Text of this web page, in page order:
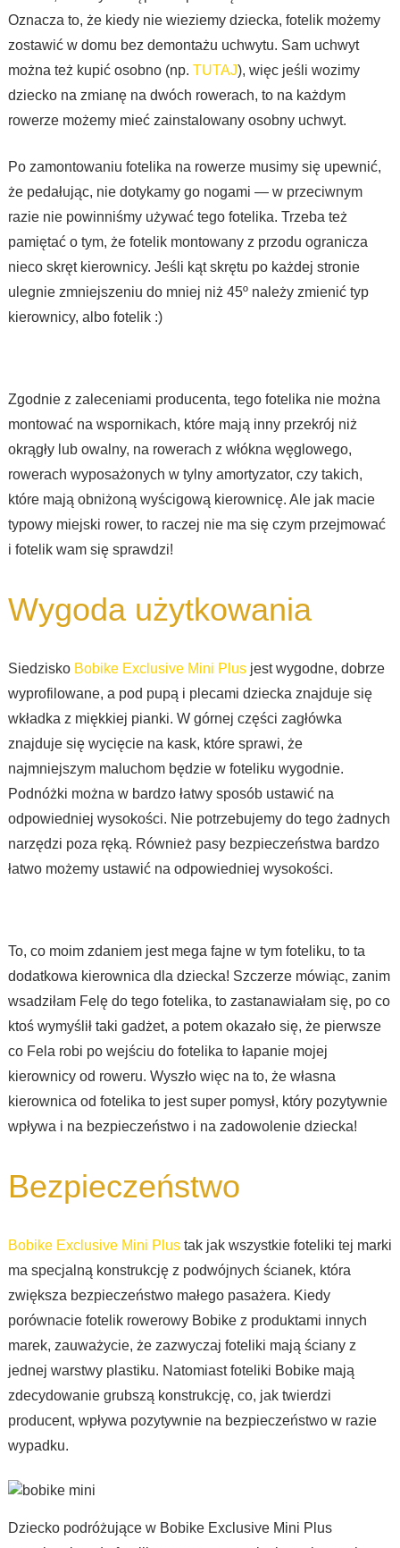
Oznacza to, że kiedy nie wieziemy dziecka, fotelik możemy
zostawić w domu bez demontażu uchwytu. Sam uchwyt
można też kupić osobno (np. TUTAJ), więc jeśli wozimy
dziecko na zmianę na dwóch rowerach, to na każdym
rowerze możemy mieć zainstalowany osobny uchwyt.
Po zamontowaniu fotelika na rowerze musimy się upewnić,
że pedałując, nie dotykamy go nogami — w przeciwnym
razie nie powinniśmy używać tego fotelika. Trzeba też
pamiętać o tym, że fotelik montowany z przodu ogranicza
nieco skręt kierownicy. Jeśli kąt skrętu po każdej stronie
ulegnie zmniejszeniu do mniej niż 45º należy zmienić typ
kierownicy, albo fotelik :)
Zgodnie z zaleceniami producenta, tego fotelika nie można
montować na wspornikach, które mają inny przekrój niż
okrągły lub owalny, na rowerach z włókna węglowego,
rowerach wyposażonych w tylny amortyzator, czy takich,
które mają obniżoną wyścigową kierownicę. Ale jak macie
typowy miejski rower, to raczej nie ma się czym przejmować
i fotelik wam się sprawdzi!
Wygoda użytkowania
Siedzisko Bobike Exclusive Mini Plusjest wygodne, dobrze
wyprofilowane, a pod pupą i plecami dziecka znajduje się
wkładka z miękkiej pianki. W górnej części zagłówka
znajduje się wycięcie na kask, które sprawi, że
najmniejszym maluchom będzie w foteliku wygodnie.
Podnóżki można w bardzo łatwy sposób ustawić na
odpowiedniej wysokości. Nie potrzebujemy do tego żadnych
narzędzi poza ręką. Również pasy bezpieczeństwa bardzo
łatwo możemy ustawić na odpowiedniej wysokości.
To, co moim zdaniem jest mega fajne w tym foteliku, to ta
dodatkowa kierownica dla dziecka! Szczerze mówiąc, zanim
wsadziłam Felę do tego fotelika, to zastanawiałam się, po co
ktoś wymyślił taki gadżet, a potem okazało się, że pierwsze
co Fela robi po wejściu do fotelika to łapanie mojej
kierownicy od roweru. Wyszło więc na to, że własna
kierownica od fotelika to jest super pomysł, który pozytywnie
wpływa i na bezpieczeństwo i na zadowolenie dziecka!
Bezpieczeństwo
Bobike Exclusive Mini Plustak jak wszystkie foteliki tej marki
ma specjalną konstrukcję z podwójnych ścianek, która
zwiększa bezpieczeństwo małego pasażera. Kiedy
porównacie fotelik rowerowy Bobike z produktami innych
marek, zauważycie, że zazwyczaj foteliki mają ściany z
jednej warstwy plastiku. Natomiast foteliki Bobike mają
zdecydowanie grubszą konstrukcję, co, jak twierdzi
producent, wpływa pozytywnie na bezpieczeństwo w razie
wypadku.
Dziecko podróżujące w Bobike Exclusive Mini Plus